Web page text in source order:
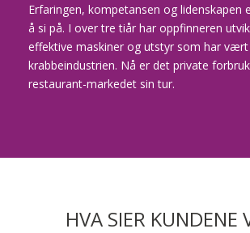
Erfaringen, kompetansen og lidenskapen
å si på. I over tre tiår har oppfinneren
effektive maskiner og utstyr som har
krabbeindustrien. Nå er det private
restaurant-markedet sin tur.
HVA SIER KUNDENE